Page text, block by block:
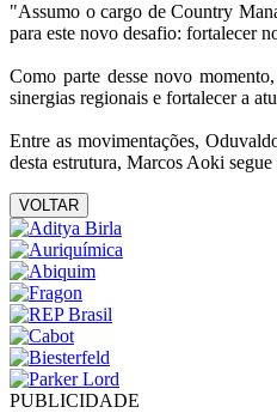
"Assumo o cargo de Country
para este novo desafio: fortalecer
Como parte desse novo
sinergias regionais e fortalecer a
Entre as movimentações,
desta estrutura, Marcos Aoki
VOLTAR
PUBLICIDADE